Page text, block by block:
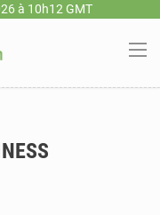
à 10h12 GMT